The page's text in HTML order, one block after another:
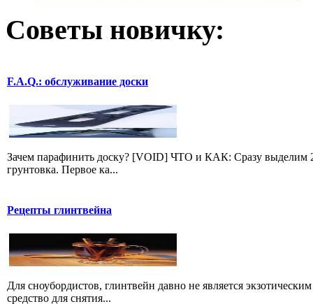
Советы новичку:
F.A.Q.: обслуживание доски
Зачем парафинить доску? [VOID] ЧТО и КАК: Сразу выделим
грунтовка. Первое ка...
Рецепты глинтвейна
Для сноубордистов, глинтвейн давно не является
средство для снятия...